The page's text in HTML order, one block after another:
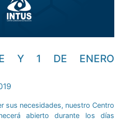
Y 1 DE ENERO
sus necesidades, nuestro Centro
abierto durante los días